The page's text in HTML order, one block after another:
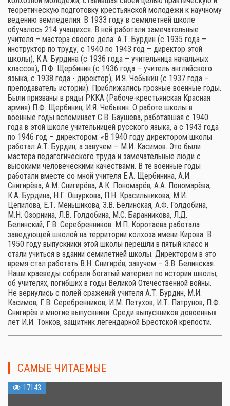
теоретическую подготовку крестьянской молодёжи к научному
ведению земледелия. В 1933 году в семилетней школе
обучалось 214 учащихся. В ней работали замечательные
учителя – мастера своего дела: А.Т. Бурдин (с 1935 года –
инструктор по труду, с 1940 по 1943 год – директор этой
школы), К.А. Бурдина (с 1936 года – учительница начальных
классов), П.Ф. Щербинин (с 1936 года – учитель английского
языка, с 1938 года - директор), И.Я. Чебыкин (с 1937 года –
преподаватель истории). Приближались грозные военные годы.
Были призваны в ряды РККА (Рабоче-крестьянская Красная
армия) П.Ф. Щербинин, И.Я. Чебыкин. О работе школы в
военные годы вспоминает С.В. Баушева, работавшая с 1940
года в этой школе учительницей русского языка, а с 1943 года
по 1946 год – директором: «В 1940 году директором школы
работал А.Т. Бурдин, а завучем – М.И. Касимов. Это были
мастера педагогического труда и замечательные люди с
высокими человеческими качествами. В те военные годы
работали вместе со мной учителя Е.А. Щербинина, А.И.
Снигирёва, А.М. Снигирёва, А.К. Пономарёв, А.А. Пономарёва,
К.А. Бурдина, Н.Г. Ошуркова, П.Н. Красильникова, М.И.
Цепилова, Е.Т. Меньшикова, З.В. Белинская, А.Ф. Голдобина,
М.Н. Озорнина, Л.В. Голдобина, М.С. Баранникова, Л.Д.
Белинский, Г.В. Серебренников. М.П. Коротаева работала
заведующей школой на территории колхоза имени Кирова. В
1950 году выпускники этой школы перешли в пятый класс и
стали учиться в здании семилетней школы. Директором в это
время стал работать В.Н. Снигирёв, завучем – З.В. Белинская.
Наши краеведы собрали богатый материал по истории школы,
об учителях, погибших в годы Великой Отечественной войны.
Не вернулись с полей сражений учителя А.Т. Бурдин, М.И.
Касимов, Г.В. Серебренников, И.М. Петухов, И.Т. Патрунов, П.Ф.
Снигирёв и многие выпускники. Среди выпускников довоенных
лет И.И. Тонков, защитник легендарной Брестской крепости.
САМЫЕ ЧИТАЕМЫЕ
17143